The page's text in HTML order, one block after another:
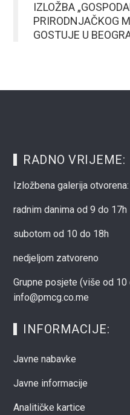
IZLOŽBA
PRIRODNJAČKOG
GOSTUJE U
RADNO VRIJEME:
Izložbena galerija otvorena:
radnim danima od 9 do 17h
subotom od 10 do 18h
nedjeljom zatvoreno
Grupne posjete (više od
info@pmcg.co.me
INFORMACIJE:
Javne nabavke
Javne informacije
Analitičke kartice